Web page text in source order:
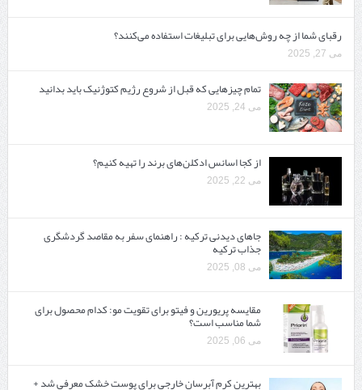
رقبای شما از چه روش‌هایی برای تبلیغات استفاده می‌کنند؟
می 27, 2025
تمام چیزهایی که قبل از شروع رژیم کتوژنیک باید بدانید‎
می 24, 2025
از کجا اسانس ادکلن‌های برند را تهیه کنیم؟
می 22, 2025
جاهای دیدنی ترکیه : راهنمای سفر به مقاصد گردشگری
جذاب ترکیه
می 08, 2025
مقایسه پریورین و فیتو برای تقویت مو: کدام محصول برای
شما مناسب است؟
می 06, 2025
بهترین کرم آبرسان خارجی برای پوست خشک معرفی شد +